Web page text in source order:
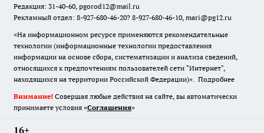
Редакция: 31-40-60, pgorod12@mail.ru
Рекламный отдел: 8-927-680-46-20? 8-927-680-46-10, mari@pg12.ru
«На информационном ресурсе применяются рекомендательные
технологии (информационные технологии предоставления
информации на основе сбора, систематизации и анализа сведений,
относящихся к предпочтениям пользователей сети "Интернет",
находящихся на территории Российской Федерации)». Подробнее
Внимание! Совершая любые действия на сайте, вы автоматически
принимаете условия «Cоглашения»
16+